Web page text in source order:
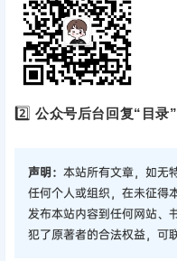
2️⃣公众号后台回复“目录
声明： 本站所有文章，如无
任何个人或组织，在未征得
发布本站内容到任何网站、
犯了原著者的合法权益，可